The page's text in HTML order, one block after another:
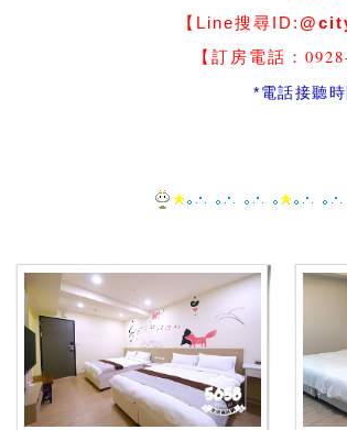
【Line搜尋ID:
【訂房電話：0928-350-
*電話接聽時間：9：